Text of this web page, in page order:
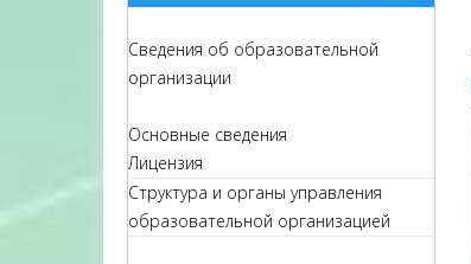
Сведения об образовательной
организации
Основные сведения
Лицензия
Структура и органы управления
образовательной организацией